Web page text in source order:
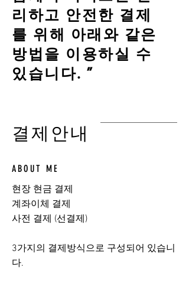
리하고 안전한 결제
를 위해 아래와 같은
방법을 이용하실 수
있습니다. ”
결제안내
ABOUT ME
현장 현금 결제
계좌이체 결제
사전 결제 (선결제)
​3가지의 결제방식으로 구성되어 있습니
다.